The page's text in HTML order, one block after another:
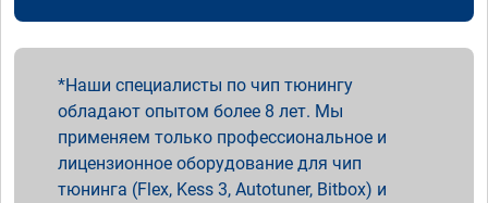
Наши специалисты по чип тюнингу
обладают опытом более 8 лет. Мы
применяем только профессиональное и
лицензионное оборудование для чип
тюнинга (Flex, Kess 3, Autotuner, Bitbox) и